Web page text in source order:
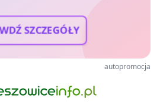
SZCZEGÓŁY
autopromocja